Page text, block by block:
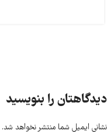
دیدگاهتان را بنویسید
نشانی ایمیل شما منتشر نخواهد شد.